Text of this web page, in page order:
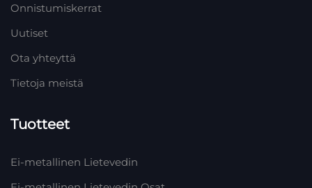
Onnistumiskerrat
Uutiset
Ota yhteyttä
Tietoja meistä
Tuotteet
Ei-metallinen Lietevedin